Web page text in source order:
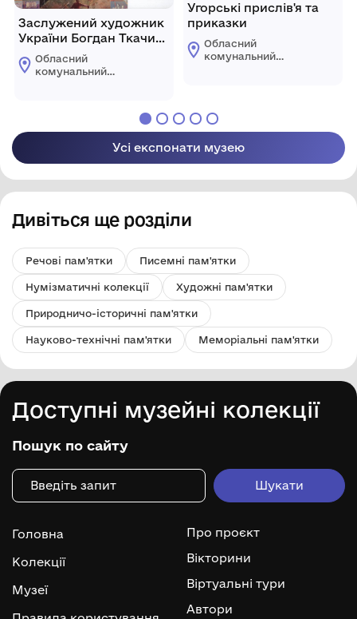
Заслужений художник
України Богдан Ткачик.
Малярство. Ювілейна
виставка
Обласний
комунальний
Угорські прислів'я та
приказки
Обласний
комунальний
Усі експонати музею
Дивіться ще розділи
Речові пам'ятки Писемні пам'ятки
Нумізматичні колекції Художні пам'ятки
Природничо-історичні пам'ятки
Науково-технічні пам'ятки Меморіальні пам'ятки
Доступні музейні колекції
Пошук по сайту
Головна
Колекції
Музеї
Про проєкт
Вікторини
Віртуальні тури
Автори